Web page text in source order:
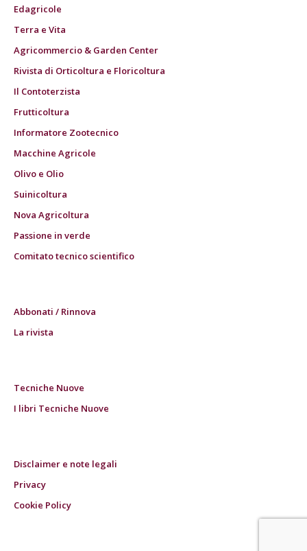
Edagricole
Terra e Vita
Agricommercio & Garden Center
Rivista di Orticoltura e Floricoltura
Il Contoterzista
Frutticoltura
Informatore Zootecnico
Macchine Agricole
Olivo e Olio
Suinicoltura
Nova Agricoltura
Passione in verde
Comitato tecnico scientifico
Abbonati / Rinnova
La rivista
Tecniche Nuove
I libri Tecniche Nuove
Disclaimer e note legali
Privacy
Cookie Policy